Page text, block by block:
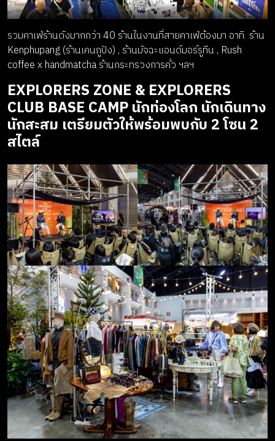
default
รวมคาเฟ่ร้านดังมากกว่า 40 ร้านในงานที่สายคาเฟ่ต้องมา อาทิ ร้าน
Kenphupang (ร้านเคนภูปัง) , ร้านมัจฉะแอนด์มอร์รูทีน , Rush
coffee x handmatcha ร้านกระทรวงการคั่ว ฯลฯ
EXPLORERS ZONE & EXPLORERS
CLUB BASE CAMPนักท่องโลก นักเดินทาง
นักสะสม เตรียมตัวให้พร้อมพบกับ 2 โซน 2
สไตล์